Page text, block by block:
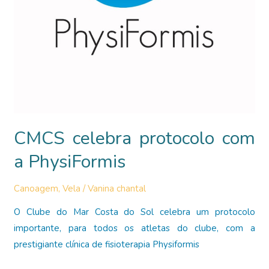
CMCS celebra protocolo com
a PhysiFormis
Canoagem,Vela /Vanina chantal
O Clube do Mar Costa do Sol celebra um protocolo
importante, para todos os atletas do clube, com a
prestigiante clínica de fisioterapia Physiformis